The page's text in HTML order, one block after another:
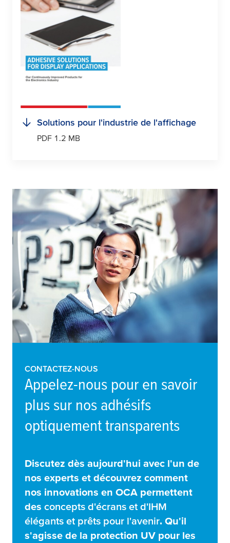
Solutions pour l'industrie de l'affichage
PDF 1.2 MB
CONTACTEZ-NOUS
Appelez-nous pour en savoir
plus sur nos adhésifs
optiquement transparents
Discutez dès aujourd'hui avec l'un de
nos experts et découvrez comment
nos innovations en OCA permettent
des concepts d'écrans et d'IHM
élégants et prêts pour l'avenir. Qu'il
s'agisse de la protection UV pour les